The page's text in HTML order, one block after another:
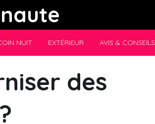
NUIT EXTÉRIEUR AVIS & CONSEILS
des